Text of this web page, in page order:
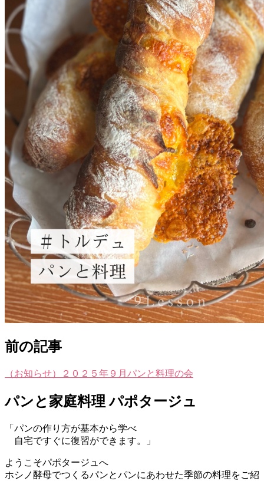
前の記事
（お知らせ）２０２５年９月パンと料理の会
パンと家庭料理 パポタージュ
「パンの作り方が基本から学べ
自宅ですぐに復習ができます。」
ようこそパポタージュへ
ホシノ酵母でつくるパンとパンにあわせた季節の料理をご紹